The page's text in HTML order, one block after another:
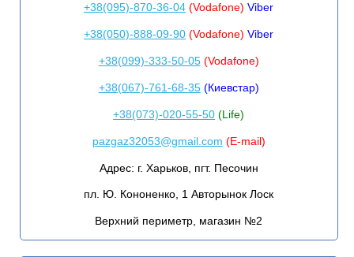
+38(095)-870-36-04 (Vodafone)Viber
+38(050)-888-09-90 (Vodafone)Viber
+38(099)-333-50-05(Vodafone)
+38(067)-761-68-35(Киевстар)
+38(073)-020-55-50 (Life)
pazgaz32053@gmail.com (E-mail)
Адрес: г. Харьков, пгт. Песочин
пл. Ю. Кононенко, 1 Авторынок Лоск
Верхний периметр, магазин №2